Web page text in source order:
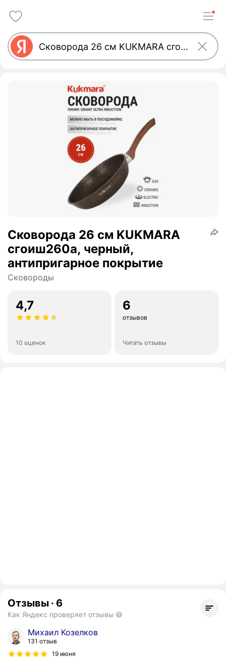
Сковорода 26 см KUKMARA
сгоиш260а, черный,
антипригарное покрытие
Сковороды
4,7
10 оценок
6
отзывов
Читать отзывы
Отзывы · 6
Как Яндекс проверяет отзывы
Михаил Козелков
131 отзыв
19 июня